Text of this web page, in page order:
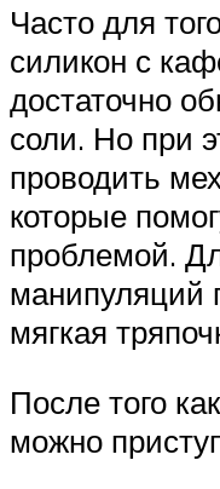
Часто для
силикон с
достаточно
соли. Но при
проводить
которые
проблемой.
манипуляций
мягкая
После того
можно